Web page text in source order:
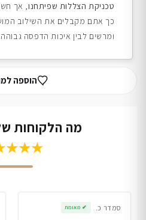
טכניקת הצללות שפיתחנו, אך
כך אתם מקבלים את השילוב
ומרשים לבין איכות הדפסה גבוהה.
הוספה
מה הלקוחות
סמדר כ. ✔ מאומת